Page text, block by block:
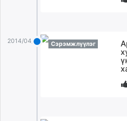
unuudur.mn
2014/04/30 Сэрэмжлүүлэг